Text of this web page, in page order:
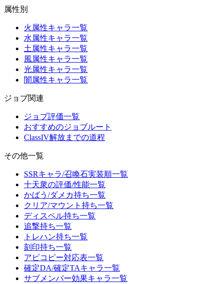
属性別
火属性キャラ一覧
水属性キャラ一覧
土属性キャラ一覧
風属性キャラ一覧
光属性キャラ一覧
闇属性キャラ一覧
ジョブ関連
ジョブ評価一覧
おすすめのジョブルート
ClassIV解放までの道程
その他一覧
SSRキャラ/召喚石実装順一覧
十天衆の評価/性能一覧
かばう/ダメカ持ち一覧
クリア/マウント持ち一覧
ディスペル持ち一覧
追撃持ち一覧
トレハン持ち一覧
刻印持ち一覧
アビコピー対応表一覧
確定DA/確定TAキャラ一覧
サブメンバー効果キャラ一覧